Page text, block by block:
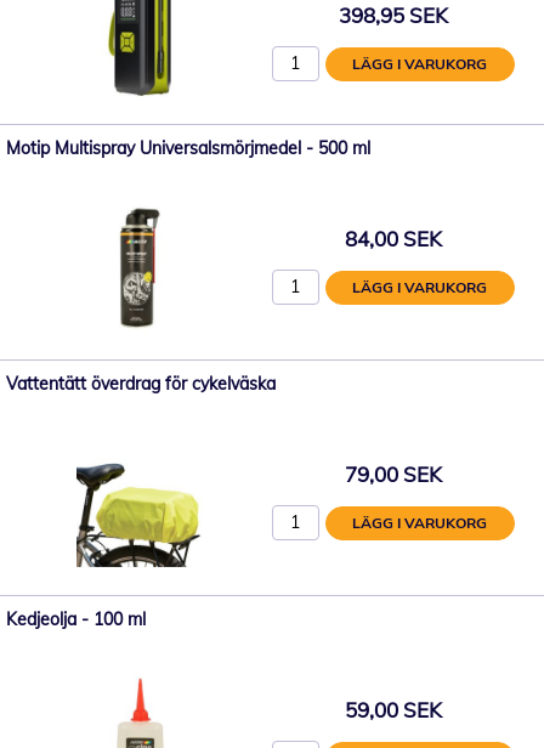
398,95 SEK
LÄGG I VARUKORG
Motip Multispray Universalsmörjmedel - 500 ml
84,00 SEK
LÄGG I VARUKORG
Vattentätt överdrag för cykelväska
79,00 SEK
LÄGG I VARUKORG
Kedjeolja - 100 ml
59,00 SEK